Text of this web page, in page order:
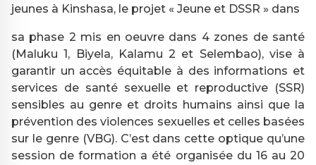
jeunes à Kinshasa, le projet « Jeune et DSSR » dans
sa phase 2 mis en oeuvre dans 4 zones de santé
(Maluku 1, Biyela, Kalamu 2 et Selembao), vise à
garantir un accès équitable à des informations et
services de santé sexuelle et reproductive (SSR)
sensibles au genre et droits humains ainsi que la
prévention des violences sexuelles et celles basées
sur le genre (VBG). C’est dans cette optique qu’une
session de formation a été organisée du 16 au 20